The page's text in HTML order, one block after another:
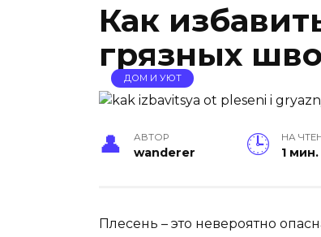
Как
грязных
ДОМ И УЮТ
АВТОР
wanderer
НА
1 мин.
Плесень – это невероятно